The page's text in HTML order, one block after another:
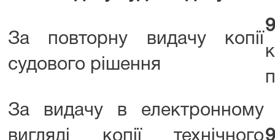
За повторну видачу копії
судового рішення
За видачу в електронному
вигляді копії технічного